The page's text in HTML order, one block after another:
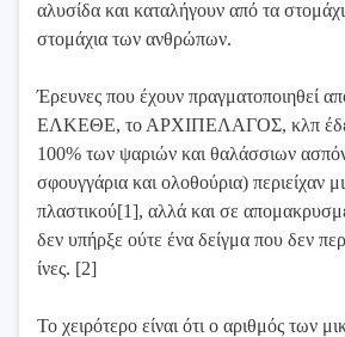
αλυσίδα και καταλήγουν από τα
στομάχια των ανθρώπων.
Έρευνες που έχουν πραγματοποιηθεί
ΕΛΚΕΘΕ, το ΑΡΧΙΠΕΛΑΓΟΣ, κλπ
100% των ψαριών και θαλάσσιων
σφουγγάρια και ολοθούρια) περιείχαν
πλαστικού[1], αλλά και σε
δεν υπήρξε ούτε ένα δείγμα που δεν
ίνες. [2]
Το χειρότερο είναι ότι ο αριθμός των